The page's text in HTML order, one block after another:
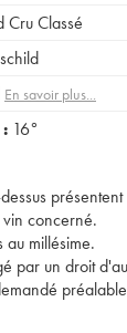
Classé
En savoir plus...
16°
présentent
vin concerné.
au millésime.
par un droit